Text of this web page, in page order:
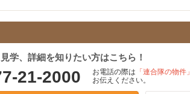
学、詳細を知りたい方はこちら！
21-2000 お電話の際は 「連合隊の物件」
お伝えください。